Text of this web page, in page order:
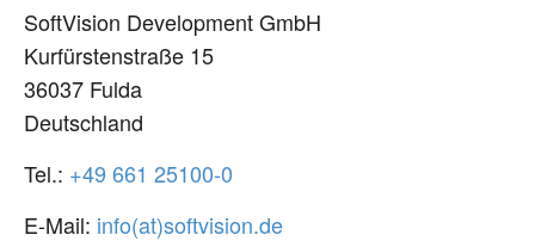
SoftVision Development GmbH
Kurfürstenstraße 15
36037 Fulda
Deutschland
Tel.: 0-00152 166 94+
E-Mail: ed.noisivtfos(ta)ofni